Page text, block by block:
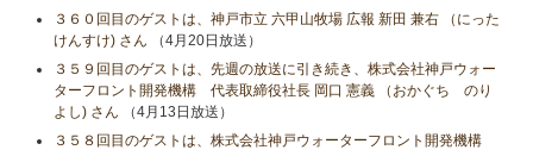
３６０回目のゲストは、神戸市立 六甲山牧場 広報 新田 兼右 （にった
けんすけ) さん （4月20日放送）
３５９回目のゲストは、先週の放送に引き続き、株式会社神戸ウォー
ターフロント開発機構 代表取締役社長 岡口 憲義 （おかぐち のり
よし) さん （4月13日放送）
３５８回目のゲストは、株式会社神戸ウォーターフロント開発機構